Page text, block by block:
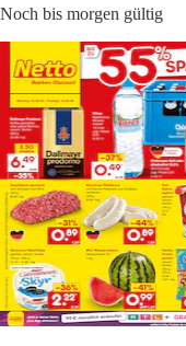
Noch bis morgen gültig